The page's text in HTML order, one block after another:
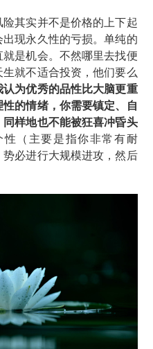
其实并不是价格的上下起
现永久性的亏损。单纯的
是机会。不然哪里去找便
就不适合投资，他们要么
认为优秀的品性比大脑更重
的情绪，你需要镇定、自
样地也不能被狂喜冲昏头
（主要是指你非常有耐
必进行大规模进攻，然后